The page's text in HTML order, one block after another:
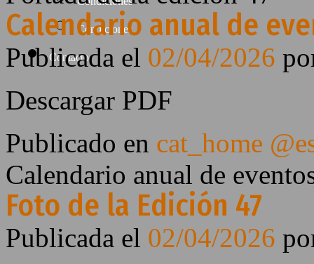
Condiciones
Contacto
Calendario anual de
Publicada el 02/04/2026
Descargar PDF
Publicado en cat_home
Calendario anual de
Foto de la Edición 47
Publicada el 02/04/2026